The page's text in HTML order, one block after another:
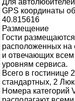
Для автолюбителей
GPS координаты
40.815616
Размещение
Гости
расположенных на
и отвечающих
уровням сервиса.
Всего в гостинице
стандартных, 2
Номера категорий